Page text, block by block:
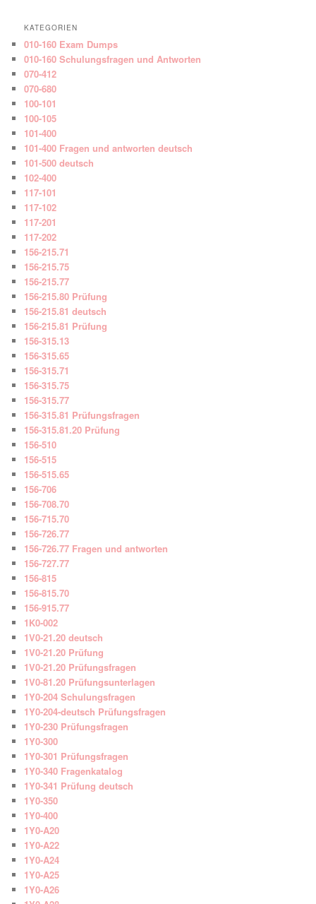
KATEGORIEN
010-160 Exam Dumps
010-160 Schulungsfragen und Antworten
070-412
070-680
100-101
100-105
101-400
101-400 Fragen und antworten deutsch
101-500 deutsch
102-400
117-101
117-102
117-201
117-202
156-215.71
156-215.75
156-215.77
156-215.80 Prüfung
156-215.81 deutsch
156-215.81 Prüfung
156-315.13
156-315.65
156-315.71
156-315.75
156-315.77
156-315.81 Prüfungsfragen
156-315.81.20 Prüfung
156-510
156-515
156-515.65
156-706
156-708.70
156-715.70
156-726.77
156-726.77 Fragen und antworten
156-727.77
156-815
156-815.70
156-915.77
1K0-002
1V0-21.20 deutsch
1V0-21.20 Prüfung
1V0-21.20 Prüfungsfragen
1V0-81.20 Prüfungsunterlagen
1Y0-204 Schulungsfragen
1Y0-204-deutsch Prüfungsfragen
1Y0-230 Prüfungsfragen
1Y0-300
1Y0-301 Prüfungsfragen
1Y0-340 Fragenkatalog
1Y0-341 Prüfung deutsch
1Y0-350
1Y0-400
1Y0-A20
1Y0-A22
1Y0-A24
1Y0-A25
1Y0-A26